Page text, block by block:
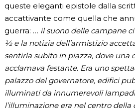
queste eleganti epistole dalla
accattivante come quella che
guerra: … il suono delle campane
½ e la notizia dell’armistizio
sentirla subito in piazza, dove una
acclamava festante. Era uno
palazzo del governatore, edifici
illuminati da innumerevoli
l’illuminazione era nel centro